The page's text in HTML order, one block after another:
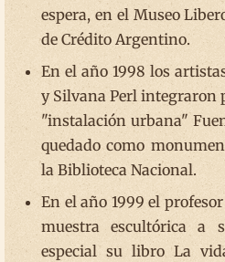
espera, en el Museo
de Crédito Argentino.
En el año 1998 los
y Silvana Perl integraron
"instalación urbana"
quedado como
la Biblioteca Nacional.
En el año 1999 el
muestra escultórica a
especial su libro La